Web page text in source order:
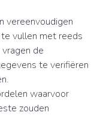
vereenvoudigen
vullen met reeds
de
te verifiëren
waarvoor
zouden